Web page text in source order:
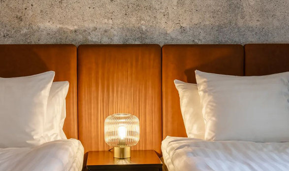
Luo uusi käyttäjätili
Vaihda salasana